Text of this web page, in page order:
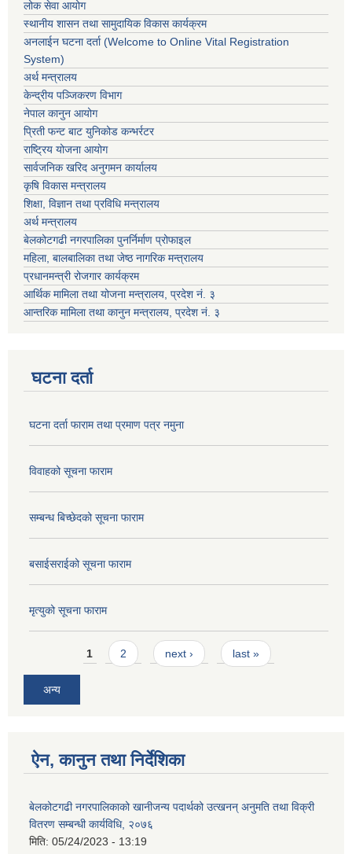
लोक सेवा आयोग
स्थानीय शासन तथा सामुदायिक विकास कार्यक्रम
अनलाईन घटना दर्ता (Welcome to Online Vital Registration
System)
अर्थ मन्त्रालय
केन्द्रीय पञ्जिकरण विभाग
नेपाल कानुन आयोग
प्रिती फन्ट बाट युनिकोड कन्भर्रटर
राष्ट्रिय योजना आयोग
सार्वजनिक खरिद अनुगमन कार्यालय
कृषि विकास मन्त्रालय
शिक्षा, विज्ञान तथा प्रविधि मन्त्रालय
अर्थ मन्त्रालय
बेलकोटगढी नगरपालिका पुनर्निर्माण प्रोफाइल
महिला, बालबालिका तथा जेष्ठ नागरिक मन्त्रालय
प्रधानमन्त्री रोजगार कार्यक्रम
आर्थिक मामिला तथा योजना मन्त्रालय, प्रदेश नं. ३
आन्तरिक मामिला तथा कानुन मन्त्रालय, प्रदेश नं. ३
घटना दर्ता
घटना दर्ता फाराम तथा प्रमाण पत्र नमुना
विवाहको सूचना फाराम
सम्बन्ध बिच्छेदको सूचना फाराम
बसाईसराईको सूचना फाराम
मृत्युको सूचना फाराम
Pages1 2 next › last »
अन्य
ऐन, कानुन तथा निर्देशिका
बेलकोटगढी नगरपालिकाको खानीजन्य पदार्थको उत्खनन् अनुमति तथा विक्री
वितरण सम्बन्धी कार्यविधि, २०७६
मिति: 05/24/2023 - 13:19